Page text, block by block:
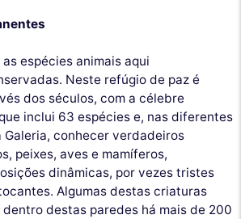
espécies animais aqui
Neste refúgio de paz é
dos séculos, com a célebre
inclui 63 espécies e, nas diferentes
Galeria, conhecer verdadeiros
peixes, aves e mamíferos,
dinâmicas, por vezes tristes
Algumas destas criaturas
destas paredes há mais de 200